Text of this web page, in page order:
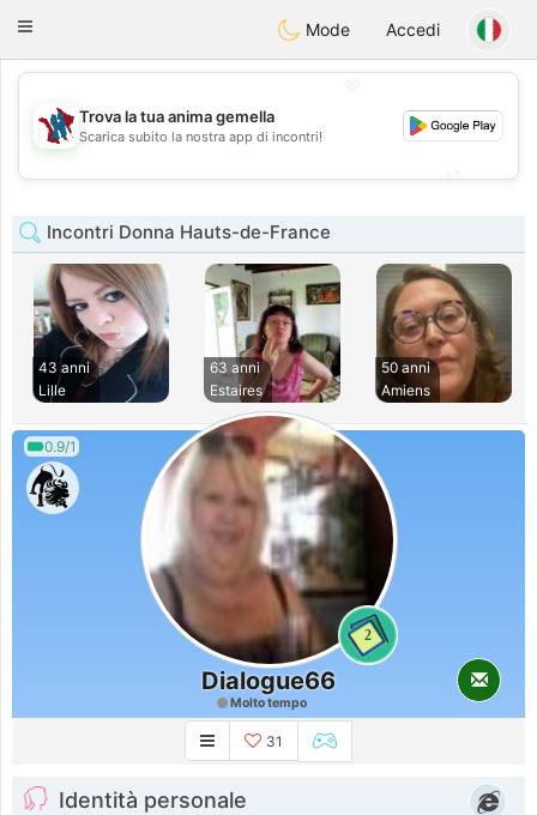
Taimerais
Toggle
Mode Accedi
💖
💕
Trova la tua anima gemella
Scarica subito la nostra app di incontri!
Incontri Donna Hauts-de-France
43 anni
Lille
63 anni
Estaires
50 anni
Amiens
0.9/1
2
Dialogue66
Molto tempo
31
Identità personale